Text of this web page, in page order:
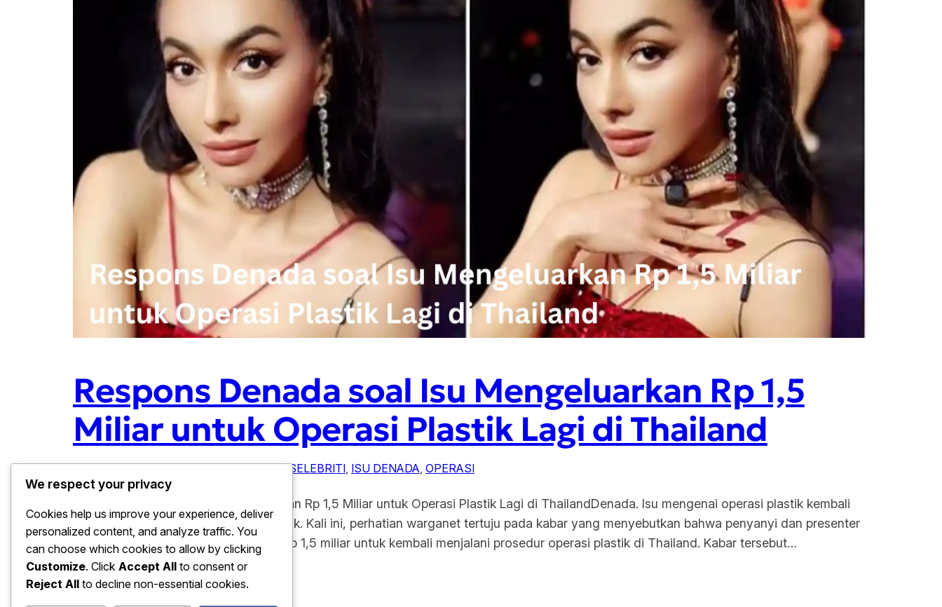
Respons Denada soal Isu Mengeluarkan Rp 1,5
Miliar untuk Operasi Plastik Lagi di Thailand
Desember 19, 2025BERITA VIRAL, GOSIP SELEBRITI, ISU DENADA, OPERASI
Respons Denada soal Isu Mengeluarkan Rp 1,5 Miliar untuk Operasi Plastik Lagi di ThailandDenada. Isu mengenai operasi plastik kembali
menyeret nama Denada ke ruang publik. Kali ini, perhatian warganet tertuju pada kabar yang menyebutkan bahwa penyanyi dan presenter
tersebut mengeluarkan dana hingga Rp 1,5 miliar untuk kembali menjalani prosedur operasi plastik di Thailand. Kabar tersebut…
We respect your privacy
Cookies help us improve your experience, deliver
personalized content, and analyze traffic. You
can choose which cookies to allow by clicking
Customize. Click Accept All to consent or
Reject All to decline non-essential cookies.